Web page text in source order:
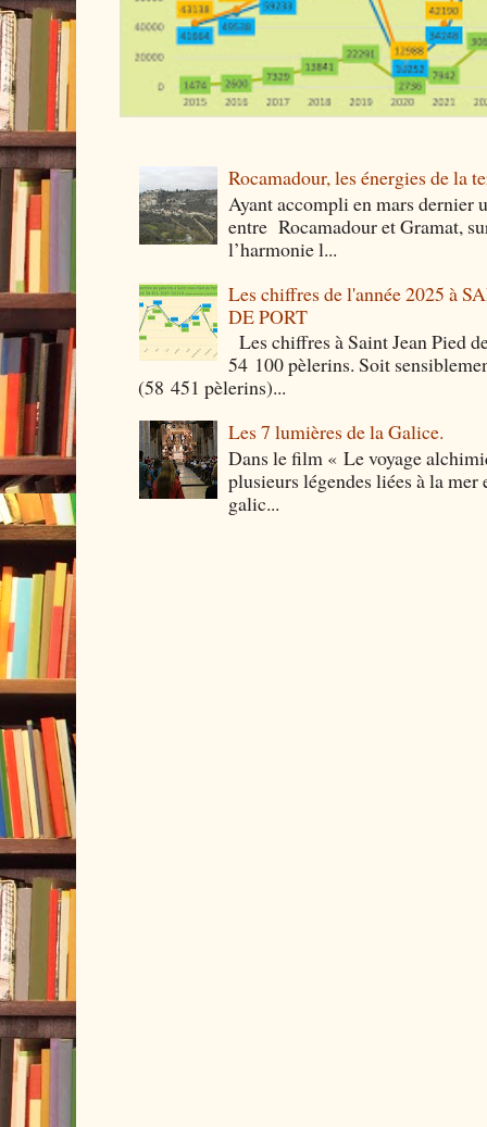
Rocamadour, les énergies de la
Ayant accompli en mars dernier
entre Rocamadour et Gramat,
l’harmonie l...
Les chiffres de l'année 2025 à
DE PORT
Les chiffres à Saint Jean Pied
54 100 pèlerins. Soit
(58 451 pèlerins)...
Les 7 lumières de la Galice.
Dans le film « Le voyage
plusieurs légendes liées à la mer
galic...